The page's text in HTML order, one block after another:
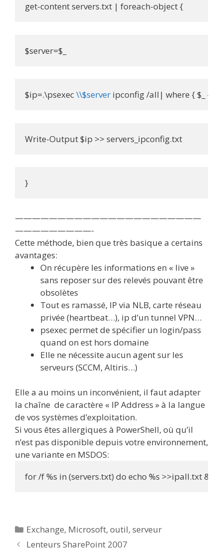
get-content servers.txt | foreach-object {
$server=$_
$ip=.\psexec \\$server ipconfig /all| where { $_ -
Write-Output $ip >> servers_ipconfig.txt
}
——————————————————————
—————————-
Cette méthode, bien que très basique a certains
avantages:
On récupère les informations en « live »
sans reposer sur des relevés pouvant être
obsolètes
Tout es ramassé, IP via NLB, carte réseau
privée (heartbeat…), ip d’un tunnel VPN…
psexec permet de spécifier un login/pass
quand on est hors domaine
Elle ne nécessite aucun agent sur les
serveurs (SCCM, Altiris…)
Elle a au moins un inconvénient, il faut adapter
la chaîne de caractère « IP Address » à la langue
de vos systèmes d’exploitation.
Si vous êtes allergiques à PowerShell, où qu’il
n’est pas disponible depuis votre environnement,
une variante en MSDOS:
for /f %s in (servers.txt) do echo %s >>ipall.txt
Catégories
Exchange, Microsoft,outil,serveur
Lenteurs SharePoint 2007